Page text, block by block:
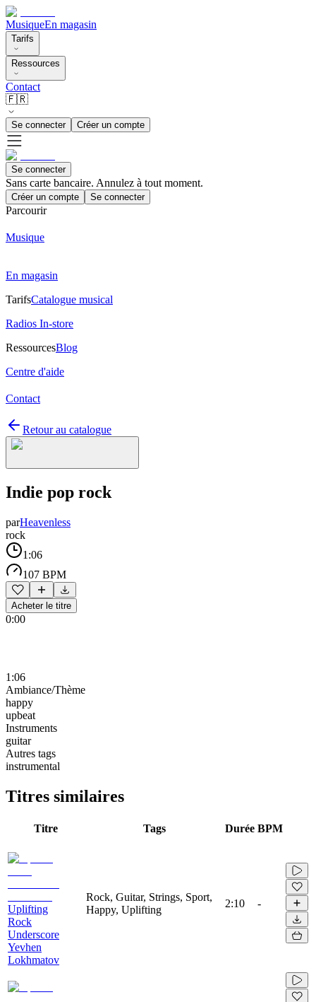
MusiqueEn magasin
Tarifs
Ressources
Contact
🇫🇷
Se connecter Créer un compte
Se connecter
Sans carte bancaire. Annulez à tout moment.
Créer un compte Se connecter
Parcourir
Musique
En magasin
TarifsCatalogue musical
Radios In-store
RessourcesBlog
Centre d'aide
Contact
Retour au catalogue
Indie pop rock
parHeavenless
rock
1:06
107 BPM
Acheter le titre
0:00
1:06
Ambiance/Thème
happy
upbeat
Instruments
guitar
Autres tags
instrumental
Titres similaires
Titre Tags Durée BPM
Uplifting
Rock
Underscore
Yevhen
Lokhmatov
Rock, Guitar, Strings, Sport,
Happy, Uplifting
2:10 -